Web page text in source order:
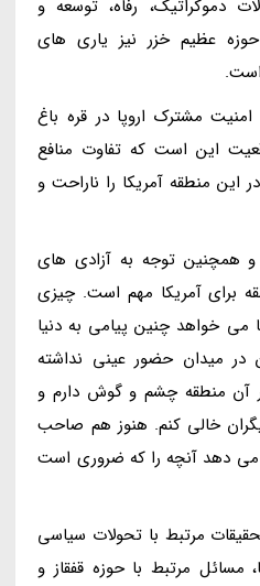
دموکراتیک، رفاه، توسعه و
عظیم خزر نیز یاری های
است.
مشترک اروپا در قره باغ
این است که تفاوت منافع
این منطقه آمریکا را ناراحت و
همچنین توجه به آزادی های
برای آمریکا مهم است. چیزی
می خواهد چنین پیامی به دنیا
میدان حضور عینی نداشته
آن منطقه چشم و گوش دارم و
خالی کنم. هنوز هم صاحب
دهد آنچه را که ضروری است
مرتبط با تحولات سیاسی
مسائل مرتبط با حوزه قفقاز و